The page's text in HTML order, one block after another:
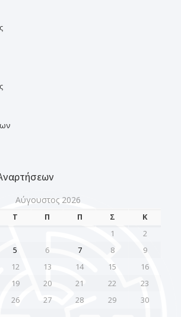
Αύγουστος 2026
Τ Π Π Σ
Κ
1
2
5 6 7 8
9
12 13 14 15
16
19 20 21 22
23
26 27 28 29
30